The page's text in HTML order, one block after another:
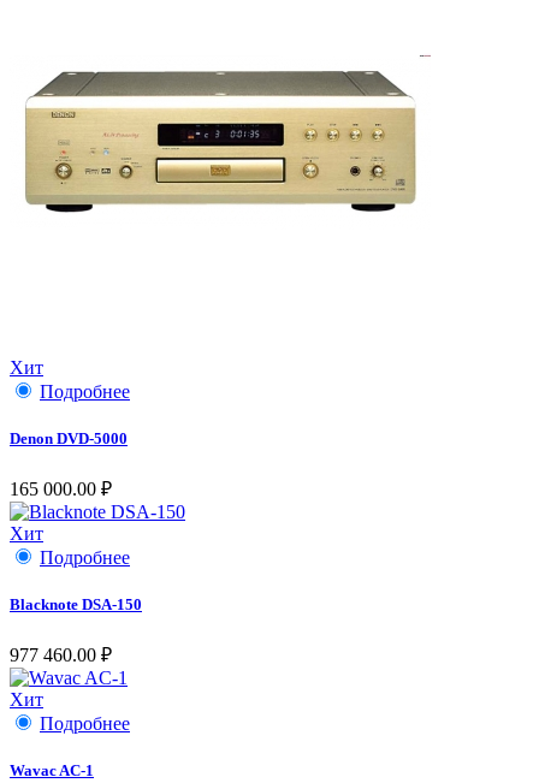
Хит
Подробнее
Denon DVD-5000
165 000.00 ₽
Хит
Подробнее
Blacknote DSA-150
977 460.00 ₽
Хит
Подробнее
Wavac AC-1